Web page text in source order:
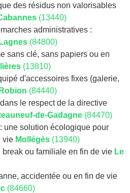
des résidus non valorisables
(13440)
administratives :
Lagnes (84800)
sans clé, sans papiers ou en
(13810)
d'accessoires fixes (galerie,
Robion (84440)
le respect de la directive
de-Gadagne (84470)
une solution écologique pour
vie Mollégès (13940)
break ou familiale en fin de vie Le
accidentée ou en fin de vie
(84660)